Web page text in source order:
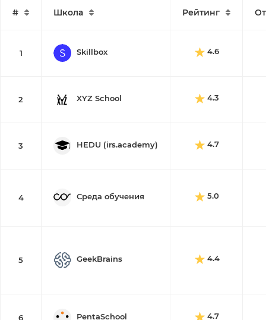
# Школа Рейтинг
1 Skillbox 4.6
2 XYZ School 4.3
3 HEDU (irs.academy) 4.7
4 Среда обучения 5.0
5 GeekBrains 4.4
6 PentaSchool 4.7